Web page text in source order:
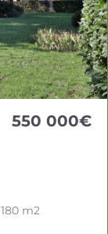
550 000€
180 m2